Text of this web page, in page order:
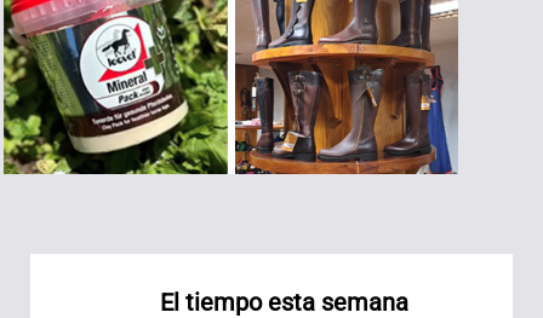
El tiempo esta semana